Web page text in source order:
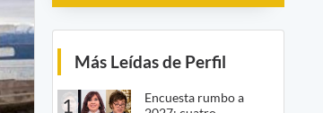
Más Leídas de Perfil
1
Encuesta rumbo a